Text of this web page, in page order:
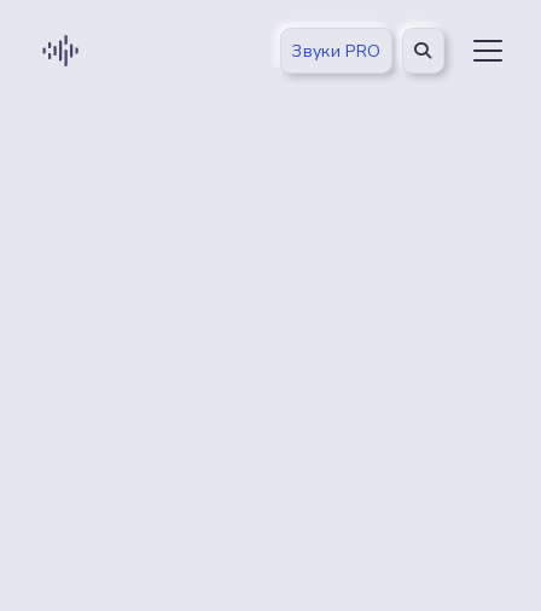
Звуки PRO